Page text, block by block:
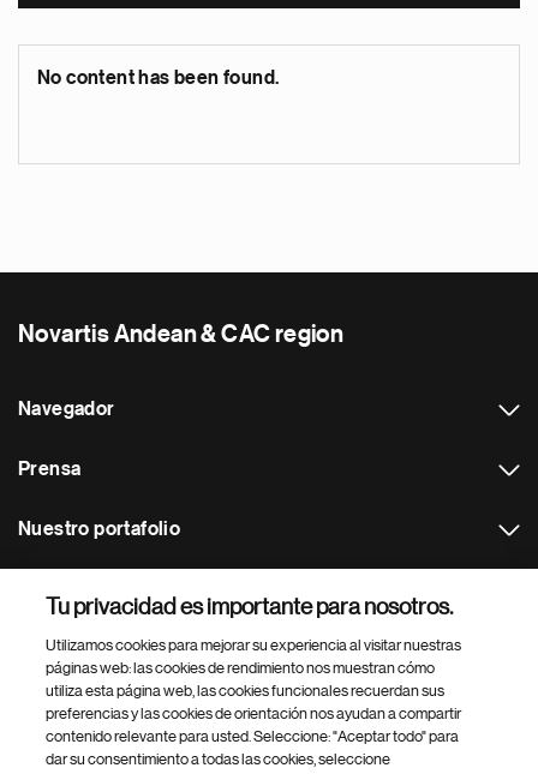
No content has been found.
Novartis Andean & CAC region
Navegador
Prensa
Nuestro portafolio
Footer Site Search
Tu privacidad es importante para nosotros.
Utilizamos cookies para mejorar su experiencia al visitar nuestras
páginas web: las cookies de rendimiento nos muestran cómo
utiliza esta página web, las cookies funcionales recuerdan sus
preferencias y las cookies de orientación nos ayudan a compartir
contenido relevante para usted. Seleccione: "Aceptar todo" para
dar su consentimiento a todas las cookies, seleccione